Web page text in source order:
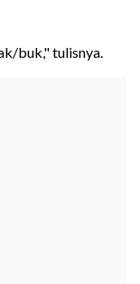
buk," tulisnya.